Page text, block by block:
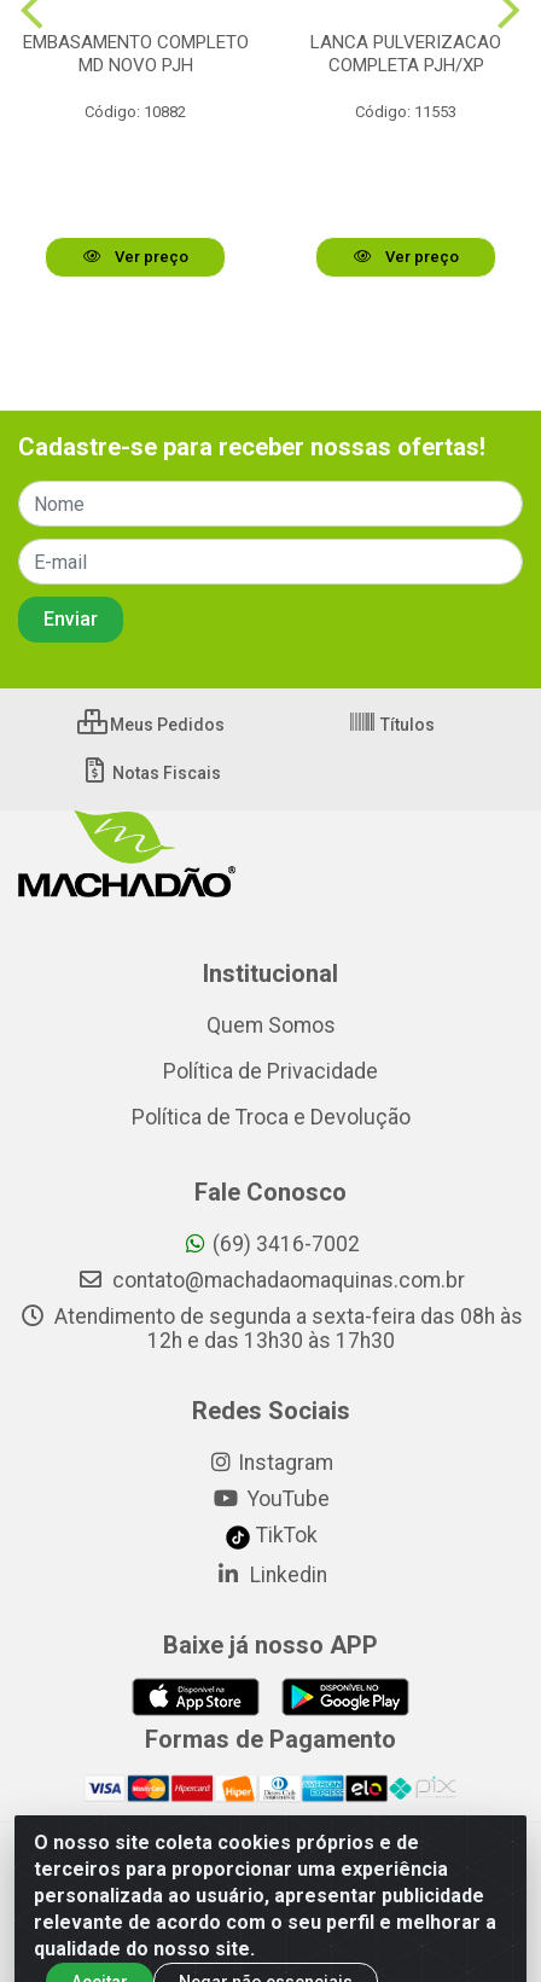
EMBASAMENTO COMPLETO
MD NOVO PJH
Código: 10882
Ver preço
LANCA PULVERIZACAO
COMPLETA PJH/XP
Código: 11553
Ver preço
O nosso site coleta cookies próprios e de
terceiros para proporcionar uma experiência
personalizada ao usuário, apresentar publicidade
relevante de acordo com o seu perfil e melhorar a
qualidade do nosso site.
Cadastre-se para receber nossas ofertas!
Meus Pedidos Títulos
Notas Fiscais
Institucional
Quem Somos
Política de Privacidade
Política de Troca e Devolução
Fale Conosco
(69) 3416-7002
contato@machadaomaquinas.com.br
Atendimento de segunda a sexta-feira das 08h às
12h e das 13h30 às 17h30
Redes Sociais
Instagram
YouTube
TikTok
Linkedin
Baixe já nosso APP
Formas de Pagamento
Merconorte Distribuidora de Ferragens Ltda - Avenida Marechal
Rondon, 1571 - Centro, Ji-Paraná/RO - CEP 76.900-121 - CNPJ
10.779.165/000167